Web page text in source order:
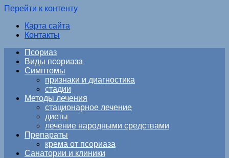
Перейти к контенту
Карта сайта
Контакты
Псориаз
Виды псориаза
Симптомы
признаки и диагностика
стадии
Методы лечения
стационарное лечение
диеты
лечение народными средствами
Препараты
крема от псориаза
Санатории и клиники